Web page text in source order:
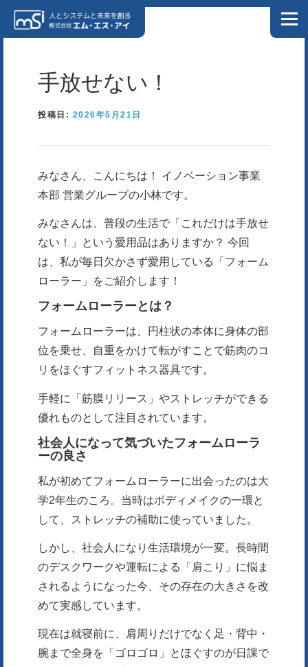
コンテンツへスキップ
メニュ
NEWS ブログ お問い合わせ
製造業様向け特設サイト リクルートサイト
手放せない！
投稿日: 2026年5月21日
みなさん、こんにちは！ イノベーション事業
本部 営業グループの小林です。
みなさんは、普段の生活で「これだけは手放せ
ない！」という愛用品はありますか？ 今回
は、私が毎日欠かさず愛用している「フォーム
ローラー」をご紹介します！
フォームローラーとは？
フォームローラーは、円柱状の本体に身体の部
位を乗せ、自重をかけて転がすことで筋肉のコ
リをほぐすフィットネス器具です。
手軽に「筋膜リリース」やストレッチができる
優れものとして注目されています。
社会人になって気づいたフォームローラ
ーの良さ
私が初めてフォームローラーに出会ったのは大
学2年生のころ。当時はボディメイクの一環と
して、ストレッチの補助に使っていました。
しかし、社会人になり生活環境が一変。長時間
のデスクワークや運転による「肩こり」に悩ま
されるようになった今、その存在の大きさを改
めて実感しています。
現在は就寝前に、肩周りだけでなく足・背中・
腕まで全身を「ゴロゴロ」とほぐすのが日課で